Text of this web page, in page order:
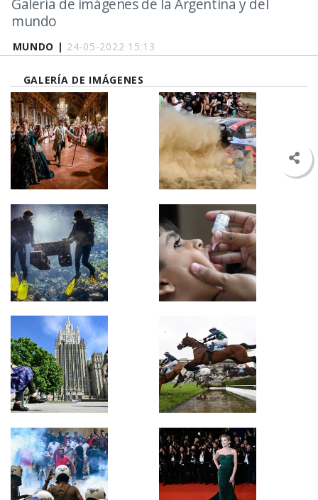
MUNDO | 24-05-2022 15:13
Galería de imágenes de la Argentina y del
mundo
GALERÍA DE IMÁGENES